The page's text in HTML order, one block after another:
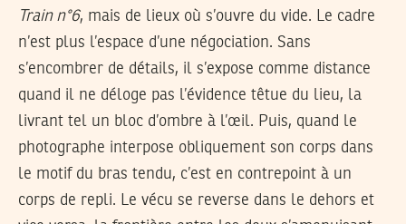
Train n°6, mais de lieux où s’ouvre du vide. Le cadre
n’est plus l’espace d’une négociation. Sans
s’encombrer de détails, il s’expose comme distance
quand il ne déloge pas l’évidence têtue du lieu, la
livrant tel un bloc d’ombre à l’œil. Puis, quand le
photographe interpose obliquement son corps dans
le motif du bras tendu, c’est en contrepoint à un
corps de repli. Le vécu se reverse dans le dehors et